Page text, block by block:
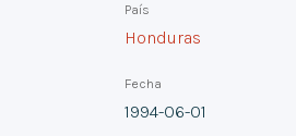
País
Honduras
Fecha
1994-06-01